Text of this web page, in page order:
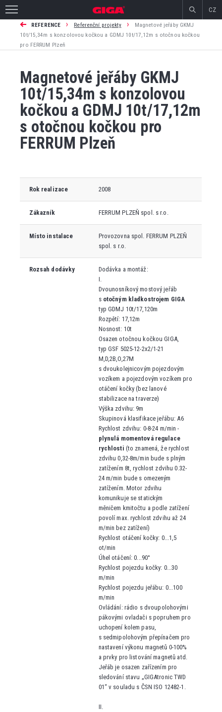
CZ
REFERENCE › Referenční projekty ›
Magnetové jeřáby GKMJ
10t/15,34m s konzolovou kočkou a GDMJ 10t/17,12m s otočnou kočkou
pro FERRUM Plzeň
Magnetové jeřáby GKMJ
10t/15,34m s konzolovou
kočkou a GDMJ 10t/17,12m
s otočnou kočkou pro
FERRUM Plzeň
Rok realizace 2008
Zákazník FERRUM PLZEŇ spol. s r.o.
Místo instalace
Provozovna spol. FERRUM PLZEŇ
spol. s r.o.
Rozsah dodávky
Dodávka a montáž:
I.
Dvounosníkový mostový jeřáb
s otočným kladkostrojem GIGA
typ GDMJ 10t/17,120m
Rozpětí: 17,12m
Nosnost: 10t
Osazen otočnou kočkou GIGA,
typ GSF 5025-12-2x2/1-21
M,D,2B,O,27M
s dvoukolejnicovým pojezdovým
vozíkem a pojezdovým vozíkem pro
otáčení kočky (bez lanové
stabilizace na traverze)
Výška zdvihu: 9m
Skupinová klasifikace jeřábu: A6
Rychlost zdvihu: 0-8-24 m/min -
plynulá momentová regulace
rychlosti (to znamená, že rychlost
zdvihu 0,32-8m/min bude s plným
zatížením 8t, rychlost zdvihu 0.32-
24 m/min bude s omezeným
zatížením. Motor zdvihu
komunikuje se statickým
měničem kmitočtu a podle zatížení
povolí max. rychlost zdvihu až 24
m/min bez zatížení)
Rychlost otáčení kočky: 0...1,5
ot/min
Úhel otáčení: 0...90°
Rychlost pojezdu kočky: 0...30
m/min
Rychlost pojezdu jeřábu: 0...100
m/min
Ovládání: rádio s dvoupolohovými
pákovými ovladači s popruhem pro
uchopení kolem pasu,
s sedmipolohovým přepínačem pro
nastavení výkonu magnetů 0-100%
a prvky pro listování magnetů atd.
Jeřáb je osazen zařízením pro
sledování stavu „GIGAtronic TWD
01“ v souladu s ČSN ISO 12482-1.
II.